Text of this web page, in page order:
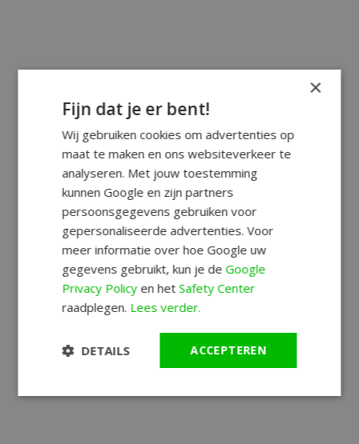
×
Fijn dat je er bent!
Wij gebruiken cookies om advertenties op
maat te maken en ons websiteverkeer te
analyseren. Met jouw toestemming
kunnen Google en zijn partners
persoonsgegevens gebruiken voor
gepersonaliseerde advertenties. Voor
meer informatie over hoe Google uw
gegevens gebruikt, kun je deGoogle
Privacy Policyen hetSafety Center
raadplegen. Lees verder.
ACCEPTEREN
DETAILS